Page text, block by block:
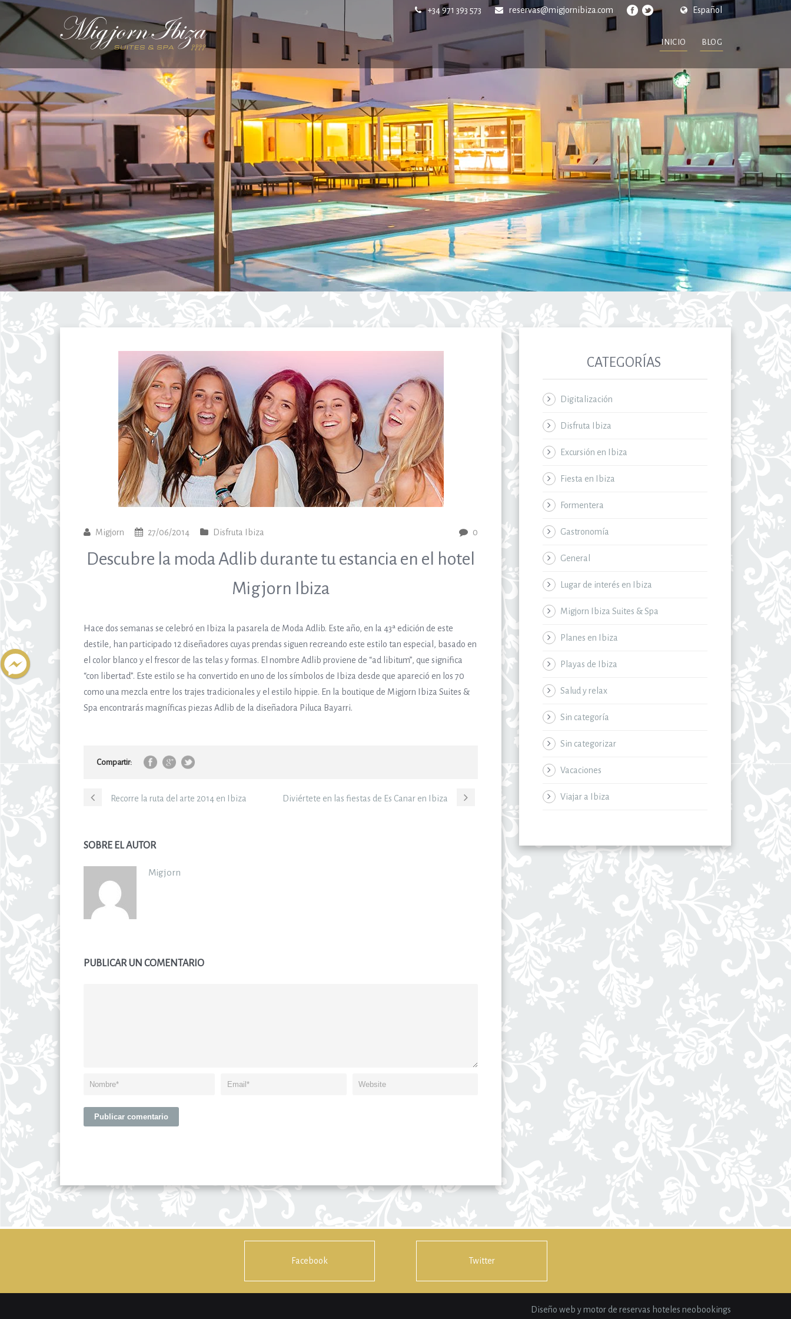
Español
+34 971 393 573 reservas@migjornibiza.com
INICIO BLOG
Migjorn 27/06/2014 Disfruta Ibiza 0
Descubre la moda Adlib durante tu estancia en el hotel
Migjorn Ibiza
Hace dos semanas se celebró en Ibiza la pasarela de Moda Adlib. Este año, en la 43ª edición de este
destile, han participado 12 diseñadores cuyas prendas siguen recreando este estilo tan especial, basado en
el color blanco y el frescor de las telas y formas. El nombre Adlib proviene de “ad libitum”, que significa
“con libertad”. Este estilo se ha convertido en uno de los símbolos de Ibiza desde que apareció en los 70
como una mezcla entre los trajes tradicionales y el estilo hippie. En la boutique de Migjorn Ibiza Suites &
Spa encontrarás magníficas piezas Adlib de la diseñadora Piluca Bayarri.
Compartir:
Recorre la ruta del arte 2014 en Ibiza Diviértete en las fiestas de Es Canar en Ibiza
SOBRE EL AUTOR
Migjorn
PUBLICAR UN COMENTARIO
CATEGORÍAS
Digitalización
Disfruta Ibiza
Excursión en Ibiza
Fiesta en Ibiza
Formentera
Gastronomía
General
Lugar de interés en Ibiza
Migjorn Ibiza Suites & Spa
Planes en Ibiza
Playas de Ibiza
Salud y relax
Sin categoría
Sin categorizar
Vacaciones
Viajar a Ibiza
Facebook Twitter
Diseño web y motor de reservas hoteles neobookings